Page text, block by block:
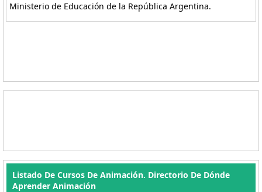
Ministerio de Educación de la República Argentina.
Listado De Cursos De Animación. Directorio De Dónde
Aprender Animación